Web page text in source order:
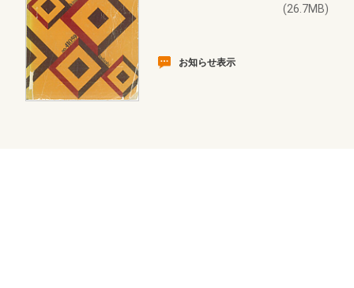
(26.7MB)
お知らせ表示